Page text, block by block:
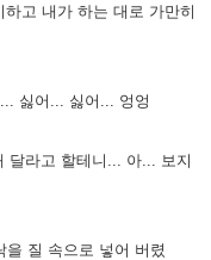
고 내가 하는 대로 가만히
싫어... 싫어... 엉엉
달라고 할테니... 아... 보지
을 질 속으로 넣어 버렸